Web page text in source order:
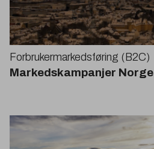
Forbrukermarkedsføring ( B2C)
Markedskampanjer Norge